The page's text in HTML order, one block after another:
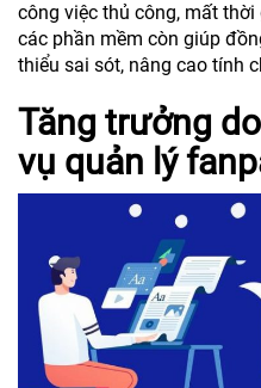
công việc thủ công, mất
các phần mềm còn giúp
thiểu sai sót, nâng cao tính
Tăng trưởng
vụ quản lý